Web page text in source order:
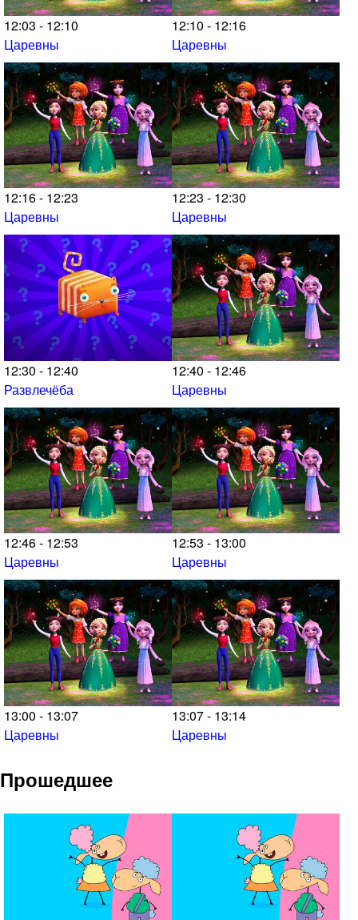
12:03 - 12:10
Царевны
12:10 - 12:16
Царевны
12:16 - 12:23
Царевны
12:23 - 12:30
Царевны
12:30 - 12:40
Развлечёба
12:40 - 12:46
Царевны
12:46 - 12:53
Царевны
12:53 - 13:00
Царевны
13:00 - 13:07
Царевны
13:07 - 13:14
Царевны
Прошедшее